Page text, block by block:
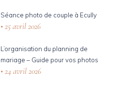
Séance photo de couple à Ecully
25 avril 2026
L’organisation du planning de
mariage – Guide pour vos photos
24 avril 2026